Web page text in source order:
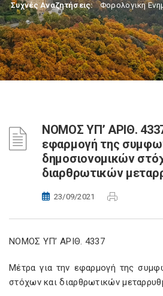
Συχνές Αναζητήσεις: Φορολογικη
ΝOMOΣ ΥΠ’ ΑΡΙΘ.
εφαρμογή της
δημοσιονομικών
διαρθρωτικών
23/09/2021
NOMOΣ ΥΠ’ ΑΡΙΘ. 4337
Μέτρα για την εφαρμογή της
στόχων και διαρθρωτικών